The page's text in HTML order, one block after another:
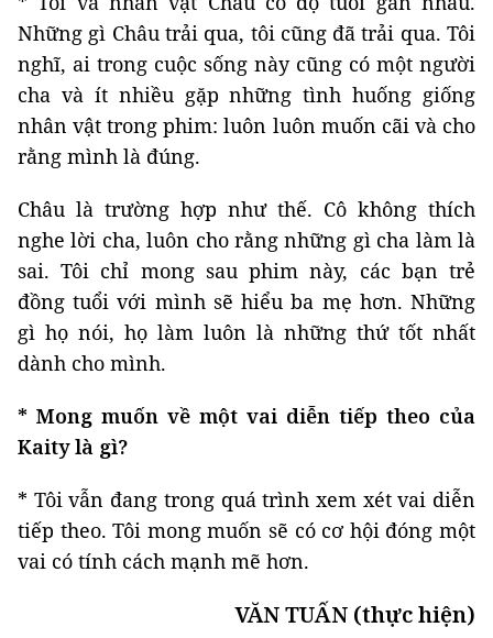
Những gì Châu trải qua, tôi cũng đã trải qua. Tôi
nghĩ, ai trong cuộc sống này cũng có một người
cha và ít nhiều gặp những tình huống giống
nhân vật trong phim: luôn luôn muốn cãi và cho
rằng mình là đúng.
Châu là trường hợp như thế. Cô không thích
nghe lời cha, luôn cho rằng những gì cha làm là
sai. Tôi chỉ mong sau phim này, các bạn trẻ
đồng tuổi với mình sẽ hiểu ba mẹ hơn. Những
gì họ nói, họ làm luôn là những thứ tốt nhất
dành cho mình.
* Mong muốn về một vai diễn tiếp theo của
Kaity là gì?
* Tôi vẫn đang trong quá trình xem xét vai diễn
tiếp theo. Tôi mong muốn sẽ có cơ hội đóng một
vai có tính cách mạnh mẽ hơn.
VĂN TUẤN (thực hiện)